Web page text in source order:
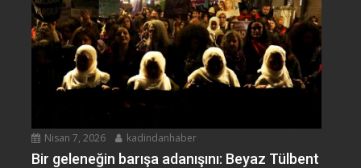
Nisan 7, 2026 kadindanhaber
Bir geleneğin barışa adanışını: Beyaz Tülbent